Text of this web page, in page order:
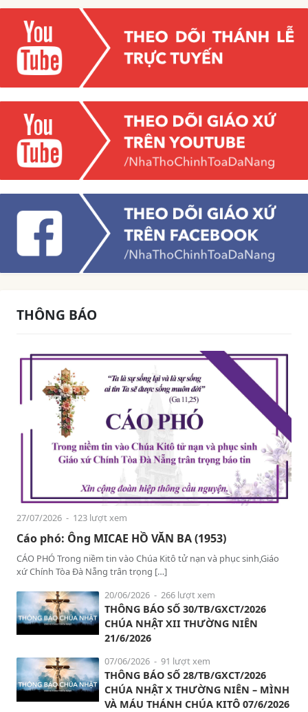
THÔNG BÁO
27/07/2026 - 123 lượt xem
Cáo phó: Ông MICAE HỒ VĂN BA (1953)
CÁO PHÓ Trong niềm tin vào Chúa Kitô tử nạn và phục sinh,Giáo
xứ Chính Tòa Đà Nẵng trân trọng […]
20/06/2026 - 266 lượt xem
THÔNG BÁO SỐ 30/TB/GXCT/2026
CHÚA NHẬT XII THƯỜNG NIÊN
21/6/2026
07/06/2026 - 91 lượt xem
THÔNG BÁO SỐ 28/TB/GXCT/2026
CHÚA NHẬT X THƯỜNG NIÊN – MÌNH
VÀ MÁU THÁNH CHÚA KITÔ 07/6/2026